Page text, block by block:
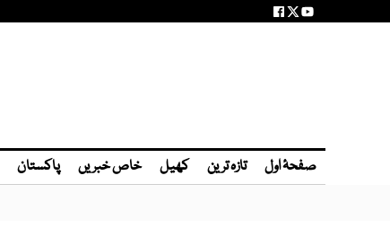
صفحۂ اول تازہ ترین کھیل خاص خبریں پاکستان